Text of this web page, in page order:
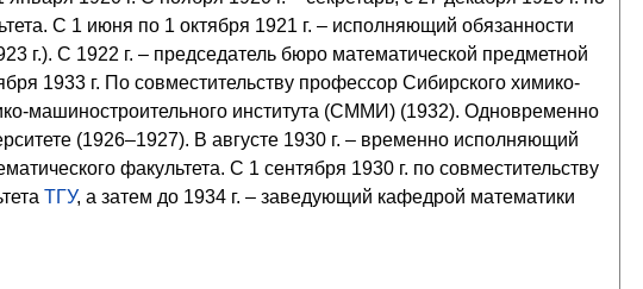
С 1 июня по 1 октября 1921 г. – исполняющий обязанности
г.). С 1922 г. – председатель бюро математической предметной
1933 г. По совместительству профессор Сибирского химико-
машиностроительного института (СММИ) (1932). Одновременно
(1926–1927). В августе 1930 г. – временно исполняющий
факультета. С 1 сентября 1930 г. по совместительству
ТГУ, а затем до 1934 г. – заведующий кафедрой математики